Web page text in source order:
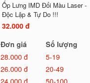
Ốp Lưng IMD Đổi Màu Laser -
Độc Lập & Tự Do !!!
32.000 đ
Đơn giá
Số lượng
28.000 đ
5-19
26.000 đ
20-49
24.000 đ
50-100